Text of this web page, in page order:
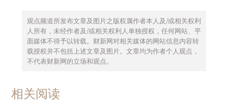
观点频道所发布文章及图片之版权属作者本人及/或相关权利
人所有，未经作者及/或相关权利人单独授权，任何网站、平
面媒体不得予以转载。财新网对相关媒体的网站信息内容转
载授权并不包括上述文章及图片。文章均为作者个人观点，
不代表财新网的立场和观点。
相关阅读